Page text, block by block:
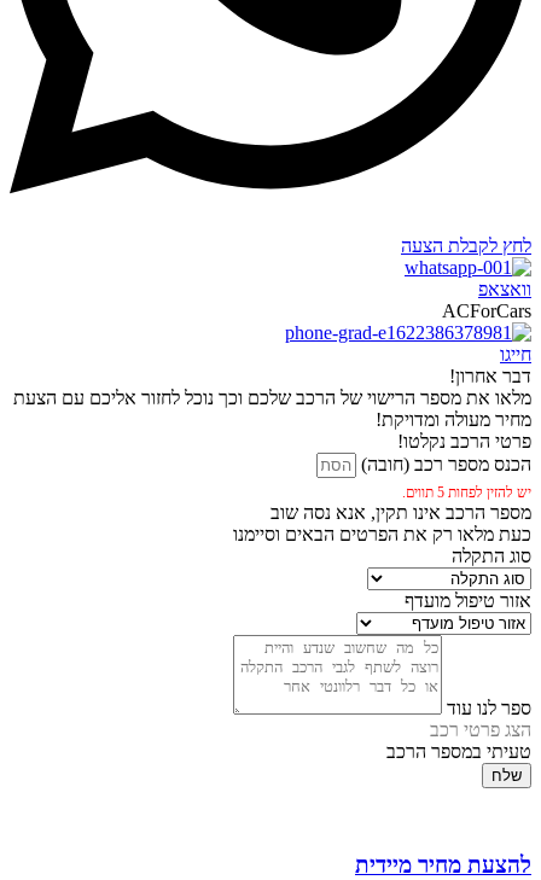
לחץ לקבלת הצעה
וואצאפ
ACForCars
חייגו
דבר אחרון!
מלאו את מספר הרישוי של הרכב שלכם וכך נוכל לחזור אליכם עם הצעת
מחיר מעולה ומדויקת!
פרטי הרכב נקלטו!
הכנס מספר רכב (חובה)
יש להזין לפחות 5 תווים.
מספר הרכב אינו תקין, אנא נסה שוב
כעת מלאו רק את הפרטים הבאים וסיימנו
סוג התקלה
אזור טיפול מועדף
ספר לנו עוד
הצג פרטי רכב
טעיתי במספר הרכב
שלח
להצעת מחיר מיידית